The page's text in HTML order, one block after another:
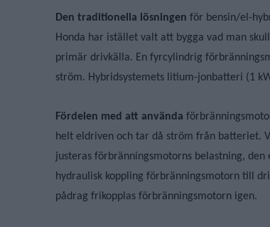
Den traditionella lösningen för bensin/el-
Honda har istället valt att bygga vad man
primär drivkälla. En fyrcylindrig
ström. Hybridsystemets litium-jonbatteri (1
Fördelen med att använda
helt eldriven och tar då ström från batteriet.
justeras förbränningsmotorns belastning,
hydraulisk koppling förbränningsmotorn till
pådrag frikopplas förbränningsmotorn igen.